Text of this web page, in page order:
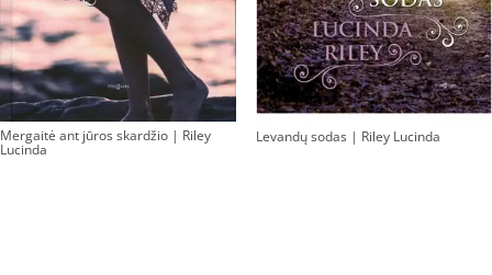
Mergaitė ant jūros skardžio | Riley
Lucinda
Levandų sodas | Riley Lucinda